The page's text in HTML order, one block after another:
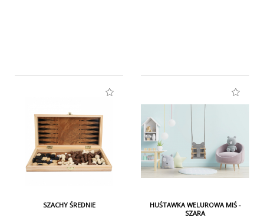
SZACHY ŚREDNIE
HUŚTAWKA WELUROWA MIŚ -
SZARA